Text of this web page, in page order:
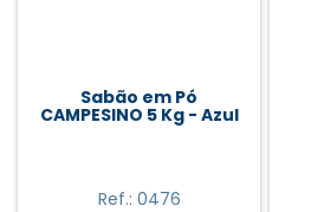
Sabão em Pó
CAMPESINO 5 Kg - Azul
Ref.: 0476